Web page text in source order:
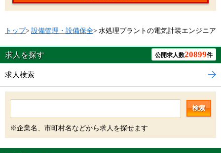
トップ> 設備管理・設備保全> 水処理プラントの電気計装エンジニア
求人を探す 公開求人数20899件
求人検索
検索
※企業名、市町村名などから求人を探せます